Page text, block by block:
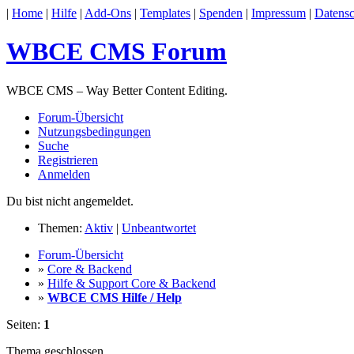
| Home | Hilfe | Add-Ons | Templates | Spenden | Impressum |
WBCE CMS Forum
WBCE CMS – Way Better Content Editing.
Forum-Übersicht
Nutzungsbedingungen
Suche
Registrieren
Anmelden
Du bist nicht angemeldet.
Themen: Aktiv | Unbeantwortet
Forum-Übersicht
» Core & Backend
» Hilfe & Support Core & Backend
» WBCE CMS Hilfe / Help
Seiten: 1
Thema geschlossen